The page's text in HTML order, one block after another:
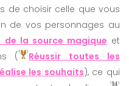
de choisir celle que vous
de vos personnages au
de la source magique et
(
Réussir toutes les
les souhaits), ce qui